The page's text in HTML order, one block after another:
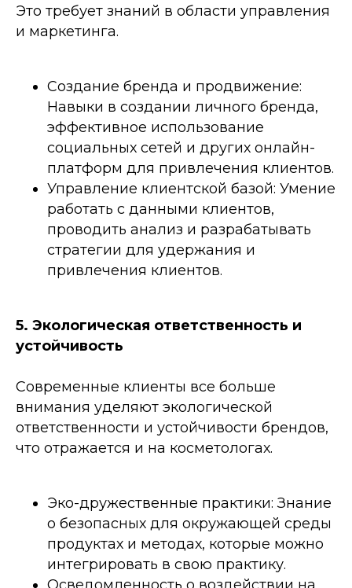
Это требует знаний в области управления
и маркетинга.
Создание бренда и продвижение:
Навыки в создании личного бренда,
эффективное использование
социальных сетей и других онлайн-
платформ для привлечения клиентов.
Управление клиентской базой: Умение
работать с данными клиентов,
проводить анализ и разрабатывать
стратегии для удержания и
привлечения клиентов.
5. Экологическая ответственность и
устойчивость
Современные клиенты все больше
внимания уделяют экологической
ответственности и устойчивости брендов,
что отражается и на косметологах.
Эко-дружественные практики: Знание
о безопасных для окружающей среды
продуктах и методах, которые можно
интегрировать в свою практику.